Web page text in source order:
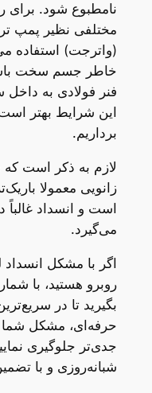
نامطبوع شود. برای
مختلفی نظیر پمپ
(واترجت) استفاده
خاطر جسم سخت
فنر فولادی به داخل
این شرایط بهتر
برداریم.
لازم به ذکر است
زانویی معمولا
است و انسداد
می‌گیرد.
بگیرید تا در
حرفه‌ای، مشکل شما
جدی‌تر جلوگیری
شبانه‌روزی و با